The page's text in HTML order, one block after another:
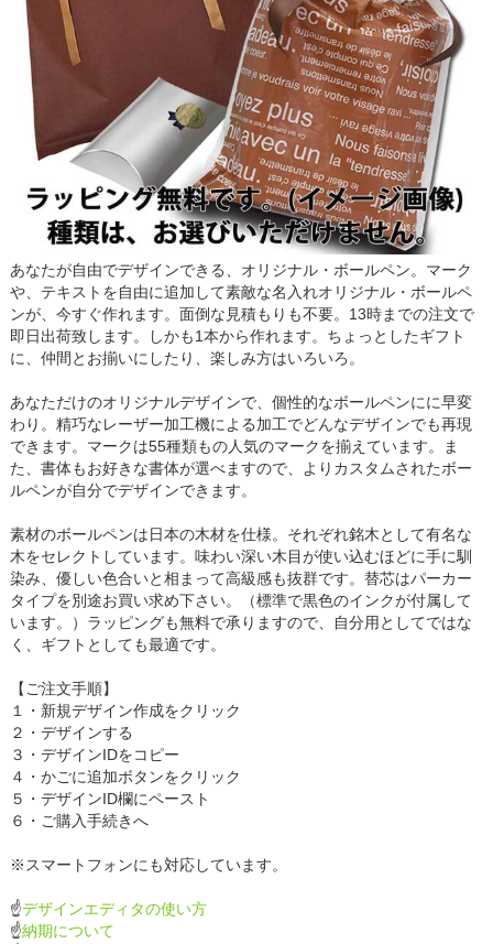
あなたが自由でデザインできる、オリジナル・ボールペン。マーク
や、テキストを自由に追加して素敵な名入れオリジナル・ボールペ
ンが、今すぐ作れます。面倒な見積もりも不要。13時までの注文で
即日出荷致します。しかも1本から作れます。ちょっとしたギフト
に、仲間とお揃いにしたり、楽しみ方はいろいろ。
あなただけのオリジナルデザインで、個性的なボールペンにに早変
わり。精巧なレーザー加工機による加工でどんなデザインでも再現
できます。マークは55種類もの人気のマークを揃えています。ま
た、書体もお好きな書体が選べますので、よりカスタムされたボー
ルペンが自分でデザインできます。
素材のボールペンは日本の木材を仕様。それぞれ銘木として有名な
木をセレクトしています。味わい深い木目が使い込むほどに手に馴
染み、優しい色合いと相まって高級感も抜群です。替芯はパーカー
タイプを別途お買い求め下さい。（標準で黒色のインクが付属して
います。）ラッピングも無料で承りますので、自分用としてではな
く、ギフトとしても最適です。
【ご注文手順】
１・新規デザイン作成をクリック
２・デザインする
３・デザインIDをコピー
４・かごに追加ボタンをクリック
５・デザインID欄にペースト
６・ご購入手続きへ
※スマートフォンにも対応しています。
☝デザインエディタの使い方
☝納期について